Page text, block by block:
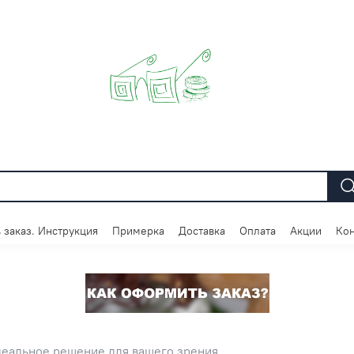
Инструкция Примерка Доставка Оплата Акции